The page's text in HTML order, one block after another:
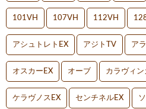
101VH 107VH 112VH
アシュトレトEX アジトTV ア
オスカーEX オーブ カラヴィン
ケラヴノスEX センチネルEX